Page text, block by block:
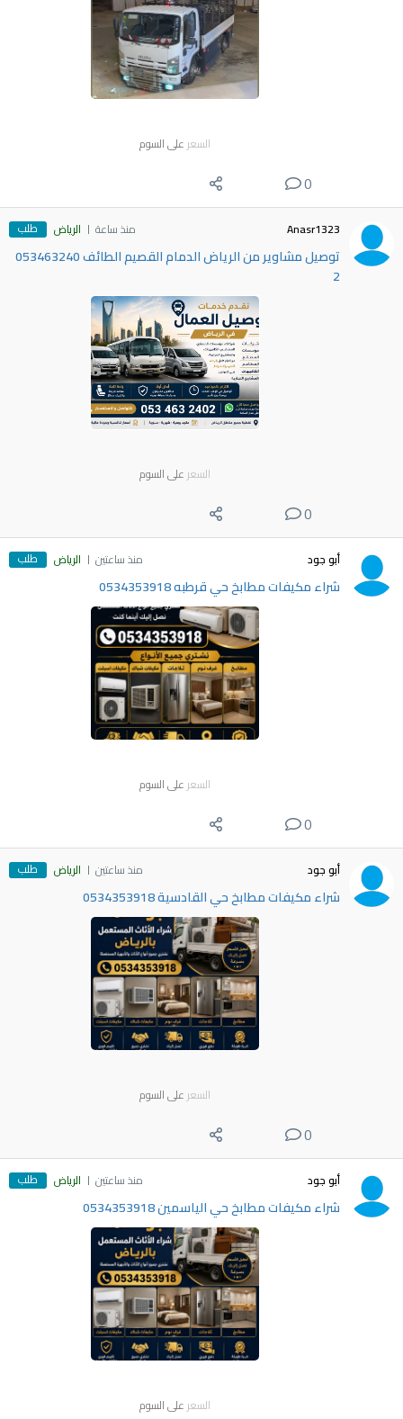
السعر على السوم
0
Anasr1323 منذ ساعة الرياض طلب
توصيل مشاوير من الرياض الدمام القصيم الطائف 053463240
2
السعر على السوم
0
أبو جود منذ ساعتين الرياض طلب
شراء مكيفات مطابخ حي قرطبه 0534353918
السعر على السوم
0
أبو جود منذ ساعتين الرياض طلب
شراء مكيفات مطابخ حي القادسية 0534353918
السعر على السوم
0
أبو جود منذ ساعتين الرياض طلب
شراء مكيفات مطابخ حي الياسمين 0534353918
السعر على السوم